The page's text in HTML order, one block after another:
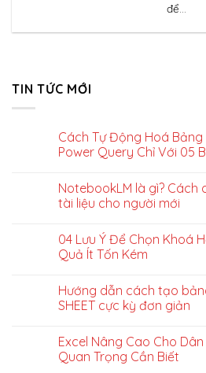
để...
TIN TỨC MỚI
Cách Tự Động Hoá
Power Query Chỉ Với 05
NotebookLM là gì? Cách
tài liệu cho người mới
04 Lưu Ý Để Chọn Khoá
Quả Ít Tốn Kém
Hướng dẫn cách tạo
SHEET cực kỳ đơn giản
Excel Nâng Cao Cho
Quan Trọng Cần Biết